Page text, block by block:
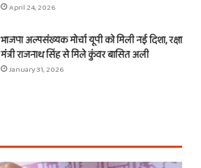
April 24, 2026
भाजपा अल्पसंख्यक मोर्चा यूपी को मिली नई दिशा, रक्षा
मंत्री राजनाथ सिंह से मिले कुंवर बासित अली
January 31, 2026